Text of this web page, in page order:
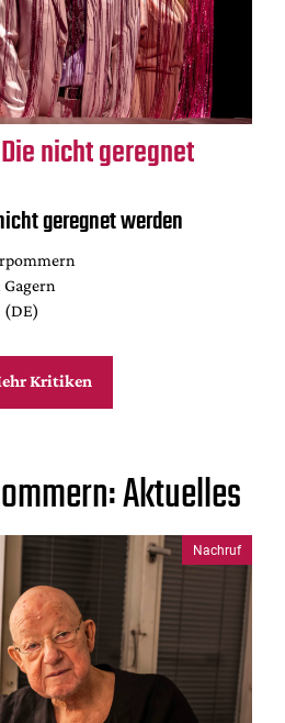
nicht geregnet
geregnet werden
(DE)
Kritiken
Aktuelles
Nachruf